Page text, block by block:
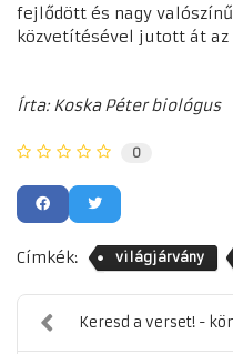
fejlődött és nagy
közvetítésével jutott át az
Írta: Koska Péter biológus
0
Címkék: világjárvány
Keresd a verset! -